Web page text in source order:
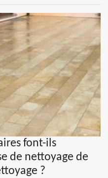
font-ils
de nettoyage de
?